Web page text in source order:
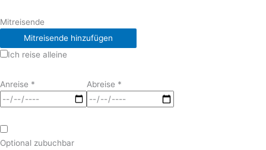
Mitreisende
Mitreisende hinzufügen
Ich reise alleine
Anreise * Abreise *
Optional zubuchbar